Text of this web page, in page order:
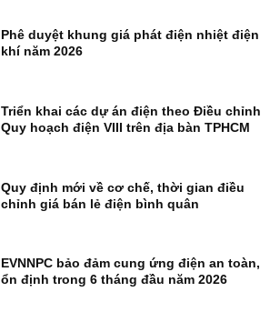
Phê duyệt khung giá phát điện nhiệt điện
khí năm 2026
Triển khai các dự án điện theo Điều chỉnh
Quy hoạch điện VIII trên địa bàn TPHCM
Quy định mới về cơ chế, thời gian điều
chỉnh giá bán lẻ điện bình quân
EVNNPC bảo đảm cung ứng điện an toàn,
ổn định trong 6 tháng đầu năm 2026